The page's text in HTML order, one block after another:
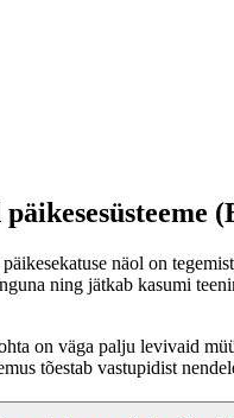
näol on
ning jätkab kasumi
on väga palju levivaid
tõestab vastupidist